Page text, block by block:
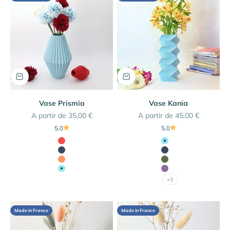
Vase Prismia
Prix de vente
A partir de 35,00 €
5.0
Couleur
Rouge Coquelicot
Bleu Marine
Orange
Bleu Iceberg
Vase Kania
Prix de vente
A partir de 45,00 €
5.0
Couleur
Bleu Iceberg
Bleu Marine
Vert Olive
Lilas
+3
Made in France Made in France